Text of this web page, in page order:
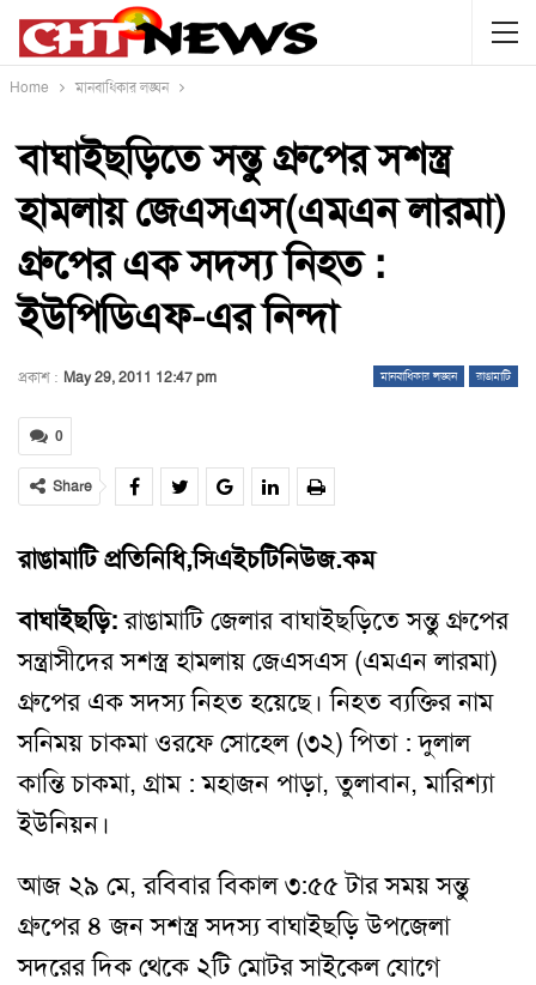
Home মানবাধিকার লঙ্ঘন
বাঘাইছড়িতে সন্তু গ্রুপের সশস্ত্র
হামলায় জেএসএস(এমএন লারমা)
গ্রুপের এক সদস্য নিহত :
ইউপিডিএফ-এর নিন্দা
মানবাধিকার লঙ্ঘন রাঙামাটি
প্রকাশ : May 29, 2011 12:47 pm
0
Share
রাঙামাটি প্রতিনিধি,সিএইচটিনিউজ.কম
বাঘাইছড়ি:রাঙামাটি জেলার বাঘাইছড়িতে সন্তু গ্রুপের
সন্ত্রাসীদের সশস্ত্র হামলায় জেএসএস (এমএন লারমা)
গ্রুপের এক সদস্য নিহত হয়েছে। নিহত ব্যক্তির নাম
সনিময় চাকমা ওরফে সোহেল (৩২) পিতা : দুলাল
কান্তি চাকমা, গ্রাম : মহাজন পাড়া,তুলাবান,মারিশ্যা
ইউনিয়ন।
আজ ২৯ মে,রবিবার বিকাল ৩:৫৫ টার সময় সন্তু
গ্রুপের ৪ জন সশস্ত্র সদস্য বাঘাইছড়ি উপজেলা
সদরের দিক থেকে ২টি মোটর সাইকেল যোগে